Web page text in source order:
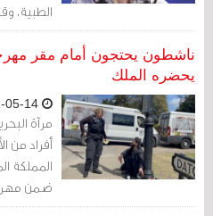
الطبية،
تظهر
علاجهما.ناشطون يحتجون أمام مقر
يحضره الملك
مرآة
أفراد من
المملكة
ضمن